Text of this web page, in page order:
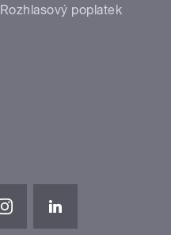
Rozhlasový poplatek